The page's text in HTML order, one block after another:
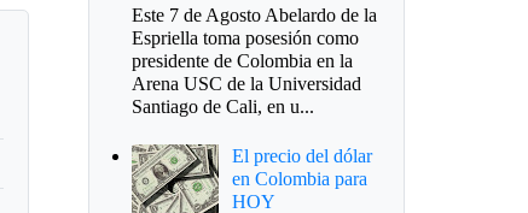
Este 7 de Agosto Abelardo de la
Espriella toma posesión como
presidente de Colombia en la
Arena USC de la Universidad
Santiago de Cali, en u...
El precio del dólar
en Colombia para
HOY